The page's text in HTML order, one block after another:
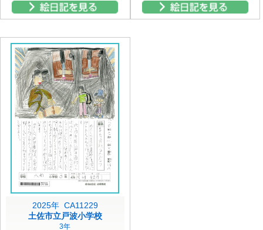
2025年 CA11229
土佐市立戸波小学校
3年